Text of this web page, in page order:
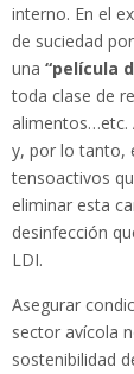
interno. En el
de suciedad
una “película
toda clase de
alimentos…etc.
y, por lo tanto,
tensoactivos
eliminar esta
desinfección
LDI.
Asegurar
sector avícola
sostenibilidad